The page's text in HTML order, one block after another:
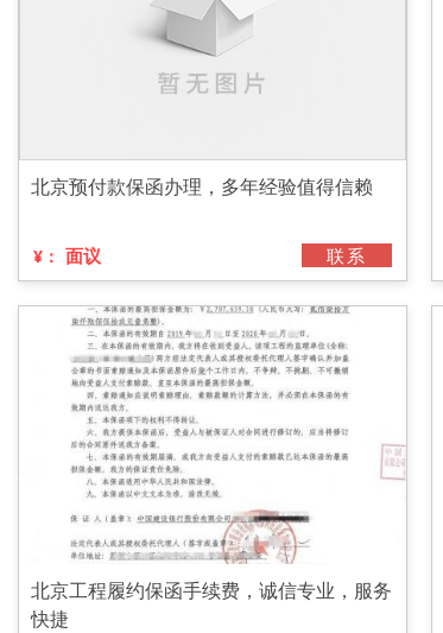
北京预付款保函办理，多年经验值得信赖
¥： 面议 联系
北京工程履约保函手续费，诚信专业，服务
快捷